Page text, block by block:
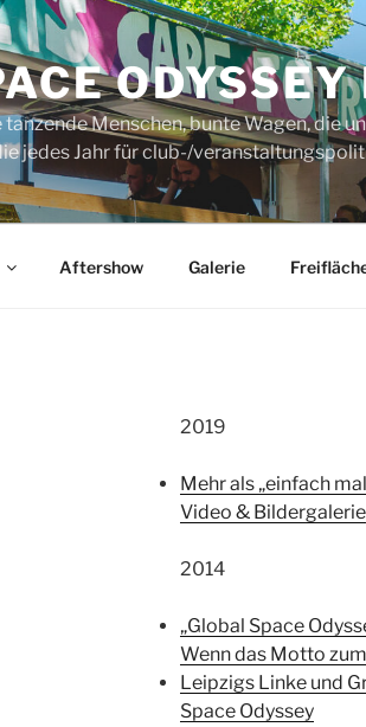
Menschen, bunte Wagen, die
jedes Jahr für club-/
Aftershow Galerie
2019
Mehr als „einfach
Video & Bildergalerie
2014
„Global Space
Wenn das Motto
Leipzigs Linke und
Space Odyssey